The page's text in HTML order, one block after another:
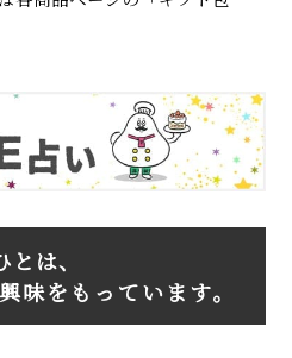
は、
味をもっています。